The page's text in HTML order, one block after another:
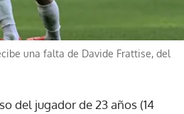
una falta de Davide Frattise, del
del jugador de 23 años (14